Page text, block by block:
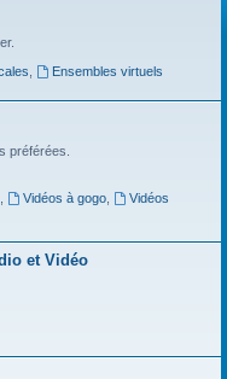
Ensembles virtuels
préférées.
Vidéos à gogo,
Vidéos
et Vidéo